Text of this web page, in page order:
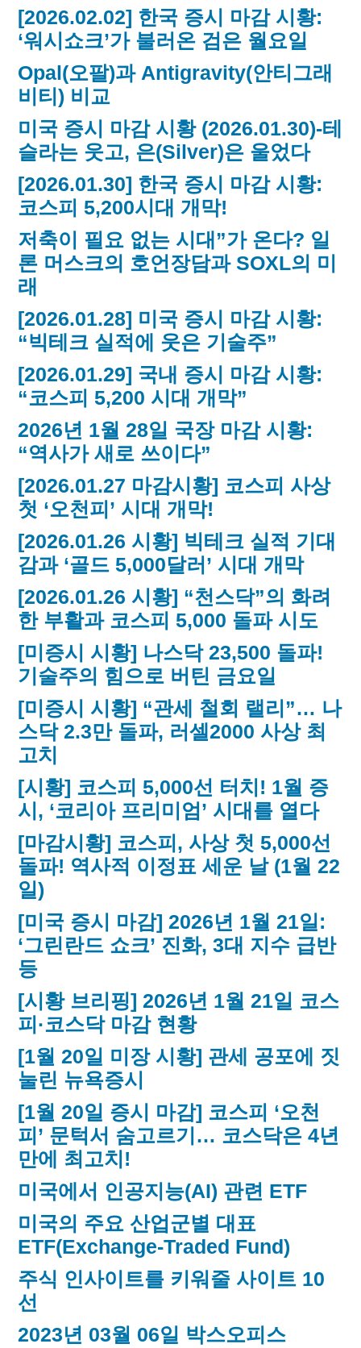
[2026.02.02] 한국 증시 마감 시황:
‘워시쇼크’가 불러온 검은 월요일
Opal(오팔)과 Antigravity(안티그래
비티) 비교
미국 증시 마감 시황 (2026.01.30)-테
슬라는 웃고, 은(Silver)은 울었다
[2026.01.30] 한국 증시 마감 시황:
코스피 5,200시대 개막!
저축이 필요 없는 시대”가 온다? 일
론 머스크의 호언장담과 SOXL의 미
래
[2026.01.28] 미국 증시 마감 시황:
“빅테크 실적에 웃은 기술주”
[2026.01.29] 국내 증시 마감 시황:
“코스피 5,200 시대 개막”
2026년 1월 28일 국장 마감 시황:
“역사가 새로 쓰이다”
[2026.01.27 마감시황] 코스피 사상
첫 ‘오천피’ 시대 개막!
[2026.01.26 시황] 빅테크 실적 기대
감과 ‘골드 5,000달러’ 시대 개막
[2026.01.26 시황] “천스닥”의 화려
한 부활과 코스피 5,000 돌파 시도
[미증시 시황] 나스닥 23,500 돌파!
기술주의 힘으로 버틴 금요일
[미증시 시황] “관세 철회 랠리”… 나
스닥 2.3만 돌파, 러셀2000 사상 최
고치
[시황] 코스피 5,000선 터치! 1월 증
시, ‘코리아 프리미엄’ 시대를 열다
[마감시황] 코스피, 사상 첫 5,000선
돌파! 역사적 이정표 세운 날 (1월 22
일)
[미국 증시 마감] 2026년 1월 21일:
‘그린란드 쇼크’ 진화, 3대 지수 급반
등
[시황 브리핑] 2026년 1월 21일 코스
피·코스닥 마감 현황
[1월 20일 미장 시황] 관세 공포에 짓
눌린 뉴욕증시
[1월 20일 증시 마감] 코스피 ‘오천
피’ 문턱서 숨고르기… 코스닥은 4년
만에 최고치!
미국에서 인공지능(AI) 관련 ETF
미국의 주요 산업군별 대표
ETF(Exchange-Traded Fund)
주식 인사이트를 키워줄 사이트 10
선
2023년 03월 06일 박스오피스